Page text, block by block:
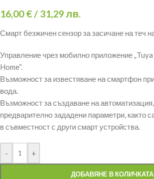
16,00€/ 31,29 лв.
Смарт безжичен сензор за засичане на теч
Управление чрез мобилно приложение „Tuya
Home“.
Възможност за известяване на смартфон
вода.
Възможност за създаване на
предварително зададени параметри, както
в съвместност с други смарт устройства.
- +
ДОБАВЯНЕ В КОЛИЧКАТА